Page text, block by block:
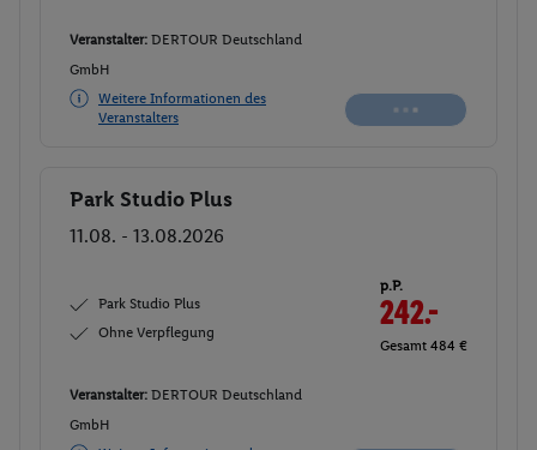
Veranstalter: DERTOUR Deutschland
GmbH
Weitere Informationen des
Veranstalters
Buchen
Park Studio Plus
11.08. - 13.08.2026
Park Studio Plus
Ohne Verpflegung
p.P.
242.-
Gesamt 484 €
Veranstalter: DERTOUR Deutschland
GmbH